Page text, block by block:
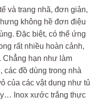
và trang nhã, đơn giản,
không hề đơn điệu
Đặc biệt, có thể ứng
rất nhiều hoàn cảnh,
Chẳng hạn như làm
các đồ dùng trong nhà
của các vật dụng như tủ
Inox xước trắng thực